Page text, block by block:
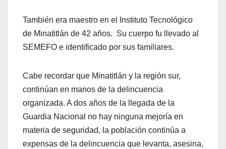
También era maestro en el Instituto Tecnológico
de Minatitlán de 42 años. Su cuerpo fu llevado al
SEMEFO e identificado por sus familiares.
Cabe recordar que Minatitlán y la región sur,
continúan en manos de la delincuencia
organizada. A dos años de la llegada de la
Guardia Nacional no hay ninguna mejoría en
materia de seguridad, la población continúa a
expensas de la delincuencia que levanta, asesina,